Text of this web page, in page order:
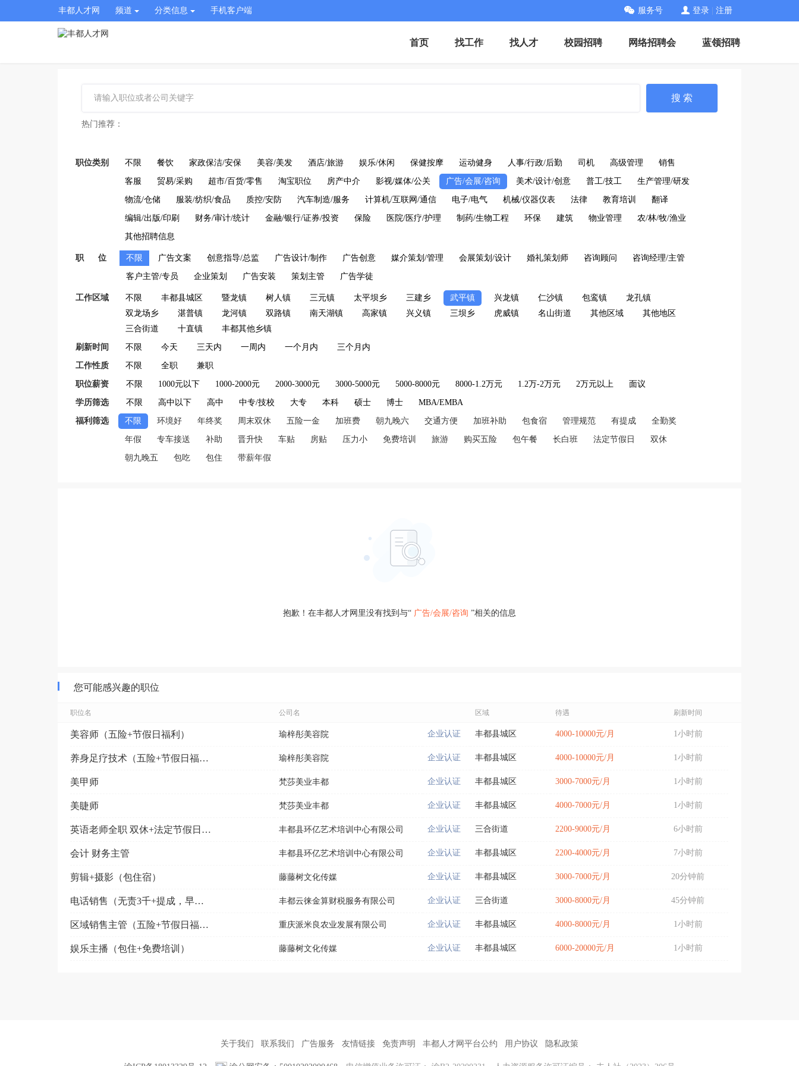
丰都人才网 频道 分类信息 手机客户端 服务号 登录 注册
首页 找工作 找人才 校园招聘 网络招聘会 蓝领招聘
搜 索
热门推荐：
职位类别 不限 餐饮 家政保洁/安保 美容/美发 酒店/旅游 娱乐/休闲 保健按摩 运动健身 人事/行政/后勤 司机 高级管理 销售
客服 贸易/采购 超市/百货/零售 淘宝职位 房产中介 影视/媒体/公关 广告/会展/咨询 美术/设计/创意 普工/技工 生产管理/研发
物流/仓储 服装/纺织/食品 质控/安防 汽车制造/服务 计算机/互联网/通信 电子/电气 机械/仪器仪表 法律 教育培训 翻译
编辑/出版/印刷 财务/审计/统计 金融/银行/证券/投资 保险 医院/医疗/护理 制药/生物工程 环保 建筑 物业管理 农/林/牧/渔业
其他招聘信息
职 位 不限 广告文案 创意指导/总监 广告设计/制作 广告创意 媒介策划/管理 会展策划/设计 婚礼策划师 咨询顾问 咨询经理/主管
客户主管/专员 企业策划 广告安装 策划主管 广告学徒
工作区域 不限 丰都县城区 暨龙镇 树人镇 三元镇 太平坝乡 三建乡 武平镇 兴龙镇 仁沙镇 包鸾镇
龙孔镇
双龙场乡
湛普镇 龙河镇 双路镇 南天湖镇 高家镇 兴义镇 三坝乡 虎威镇 名山街道 其他区域
其他地区
三合街道
十直镇 丰都其他乡镇
刷新时间 不限 今天 三天内 一周内 一个月内 三个月内
工作性质 不限 全职 兼职
职位薪资 不限 1000元以下 1000-2000元 2000-3000元 3000-5000元 5000-8000元 8000-1.2万元 1.2万-2万元 2万元以上 面议
学历筛选 不限 高中以下 高中 中专/技校 大专 本科 硕士 博士 MBA/EMBA
福利筛选 不限 环境好 年终奖 周末双休 五险一金 加班费 朝九晚六 交通方便 加班补助 包食宿 管理规范 有提成 全勤奖
年假 专车接送 补助 晋升快 车贴 房贴 压力小 免费培训 旅游 购买五险 包午餐 长白班 法定节假日 双休
朝九晚五 包吃 包住 带薪年假
抱歉！在丰都人才网里没有找到与“ 广告/会展/咨询 ”相关的信息
您可能感兴趣的职位
职位名 公司名 区域 待遇 刷新时间
美容师（五险+节假日福利） 瑜梓彤美容院 企业认证 丰都县城区 4000-10000元/月 1小时前
养身足疗技术（五险+节假日福利） 瑜梓彤美容院 企业认证 丰都县城区 4000-10000元/月 1小时前
美甲师 梵莎美业丰都 企业认证 丰都县城区 3000-7000元/月 1小时前
美睫师 梵莎美业丰都 企业认证 丰都县城区 4000-7000元/月 1小时前
英语老师全职 双休+法定节假日+五险 丰都县环亿艺术培训中心有限公司 企业认证 三合街道 2200-9000元/月 6小时前
会计 财务主管 丰都县环亿艺术培训中心有限公司 企业认证 丰都县城区 2200-4000元/月 7小时前
剪辑+摄影（包住宿） 藤藤树文化传媒 企业认证 丰都县城区 3000-7000元/月 20分钟前
电话销售（无责3千+提成，早九晚六，节日福利，法定休... 丰都云徕金算财税服务有限公司 企业认证 三合街道 3000-8000元/月 45分钟前
区域销售主管（五险+节假日福利+免费培训） 重庆派米良农业发展有限公司 企业认证 丰都县城区 4000-8000元/月 1小时前
娱乐主播（包住+免费培训） 藤藤树文化传媒 企业认证 丰都县城区 6000-20000元/月 1小时前
关于我们 联系我们 广告服务 友情链接 免责声明 丰都人才网平台公约 用户协议 隐私政策